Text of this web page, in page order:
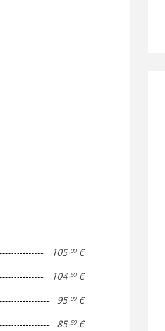
105 ,00€
104 ,50€
95 ,00€
85 ,50€